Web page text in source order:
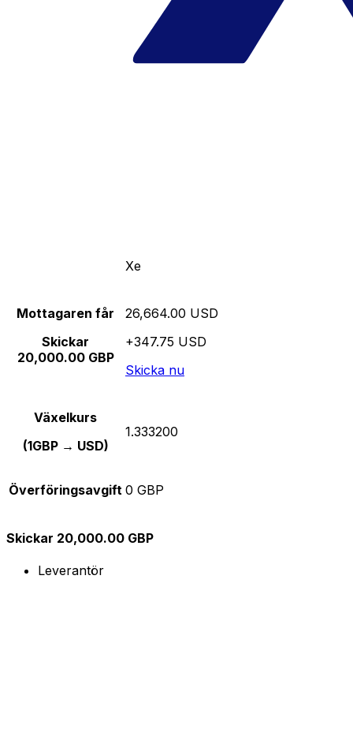
Xe
Mottagaren får
Skickar
20,000.00 GBP
26,664.00 USD
+347.75 USD
Skicka nu
Växelkurs
(1GBP → USD)
1.333200
Överföringsavgift 0 GBP
Skickar 20,000.00 GBP
Leverantör